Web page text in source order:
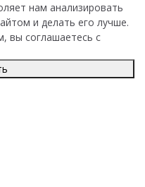
нам анализировать
и делать его лучше.
вы соглашаетесь с